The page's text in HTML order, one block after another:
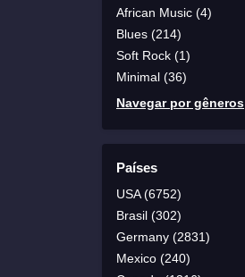
African Music (4)
Blues (214)
Soft Rock (1)
Minimal (36)
Navegar por gêneros
Países
USA (6752)
Brasil (302)
Germany (2831)
Mexico (240)